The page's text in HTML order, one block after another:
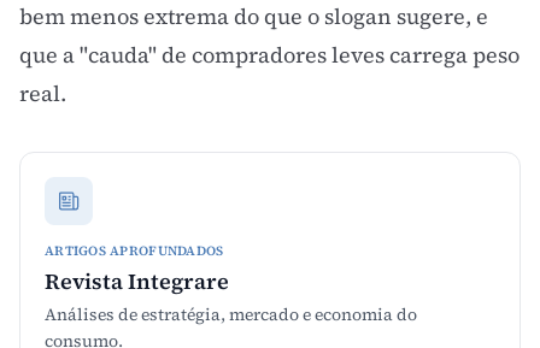
bem menos extrema do que o slogan sugere, e
que a "cauda" de compradores leves carrega peso
real.
ARTIGOS APROFUNDADOS
Revista Integrare
Análises de estratégia, mercado e economia do
consumo.